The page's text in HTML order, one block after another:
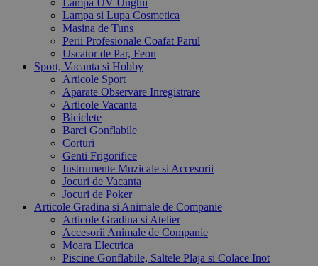
Lampa UV Unghii
Lampa si Lupa Cosmetica
Masina de Tuns
Perii Profesionale Coafat Parul
Uscator de Par, Feon
Sport, Vacanta si Hobby
Articole Sport
Aparate Observare Inregistrare
Articole Vacanta
Biciclete
Barci Gonflabile
Corturi
Genti Frigorifice
Instrumente Muzicale si Accesorii
Jocuri de Vacanta
Jocuri de Poker
Articole Gradina si Animale de Companie
Articole Gradina si Atelier
Accesorii Animale de Companie
Moara Electrica
Piscine Gonflabile, Saltele Plaja si Colace Inot